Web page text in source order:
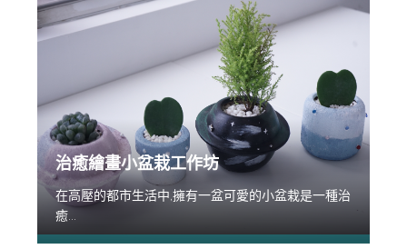
治癒繪畫小盆栽工作坊
在高壓的都市生活中,擁有一盆可愛的小盆栽是一種治
癒...